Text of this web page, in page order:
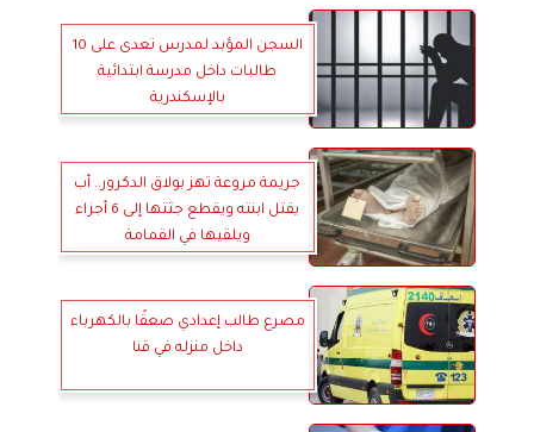
السجن المؤبد لمدرس تعدى على 10
طالبات داخل مدرسة ابتدائية
بالإسكندرية
جريمة مروعة تهز بولاق الدكرور.. أب
يقتل ابنته ويقطع جثتها إلى 6 أجزاء
ويلقيها في القمامة
مصرع طالب إعدادي صعقًا بالكهرباء
داخل منزله في قنا